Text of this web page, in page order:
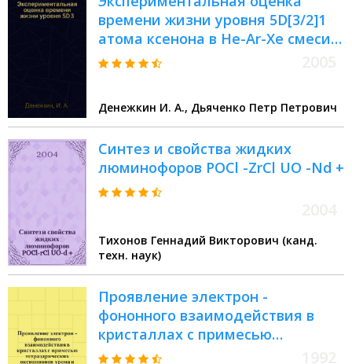
времени жизни уровня 5D[3/2]1
атома ксенона в He-Ar-Xe смеси
при возбуждении электронным
Денежкин И. А., Дьяченко Петр Петрович
Синтез и свойства жидких
люминофоров POCl -ZrCl UO -Nd +
Тихонов Геннадий Викторович (канд.
техн. наук)
Проявление электрон -
фононного взаимодействия в
кристаллах с примесью
тетраэдрических оксианионов